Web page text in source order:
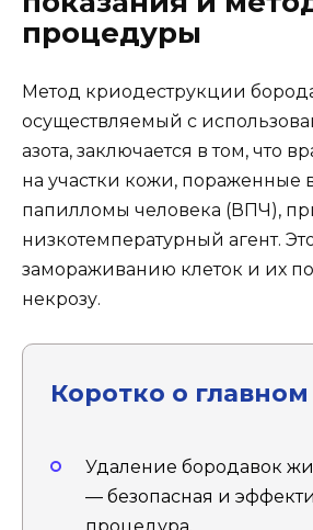
процедуры
Метод криодеструкции
осуществляемый с
азота, заключается в том, что
на участки кожи, пораженные
папилломы человека (ВПЧ),
низкотемпературный агент.
замораживанию клеток и их
некрозу.
Коротко о главном
Удаление бородавок
— безопасная и